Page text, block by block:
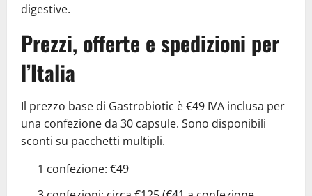
digestive.
Prezzi, offerte e spedizioni per
l’Italia
Il prezzo base di Gastrobiotic è €49 IVA inclusa per
una confezione da 30 capsule. Sono disponibili
sconti su pacchetti multipli.
1 confezione: €49